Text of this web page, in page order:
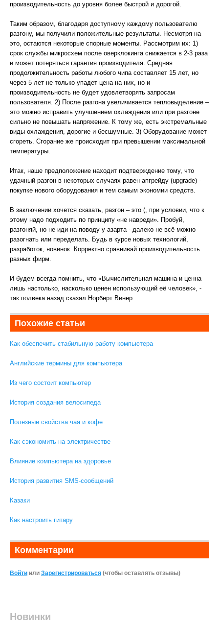
производительность до уровня более быстрой и дорогой.
Таким образом, благодаря доступному каждому пользователю
разгону, мы получили положительные результаты. Несмотря на
это, остаются некоторые спорные моменты. Рассмотрим их: 1)
срок службы микросхем после оверклокинга снижается в 2-3 раза
и может потеряться гарантия производителя. Средняя
продолжительность работы любого чипа составляет 15 лет, но
через 5 лет не только упадет цена на них, но и
производительность не будет удовлетворять запросам
пользователя. 2) После разгона увеличивается тепловыделение –
это можно исправить улучшением охлаждения или при разгоне
сильно не повышать напряжение. К тому же, есть экстремальные
виды охлаждения, дорогие и бесшумные. 3) Оборудование может
сгореть. Сгорание же происходит при превышении максимальной
температуры.
Итак, наше предположение находит подтверждение тому, что
удачный разгон в некоторых случаях равен апгрейду (upgrade) -
покупке нового оборудования и тем самым экономии средств.
В заключении хочется сказать, разгон – это (, при условии, что к
этому надо подходить по принципу «не навреди». Пробуй,
разгоняй, но не иди на поводу у азарта - далеко не всё можно
разогнать или переделать. Будь в курсе новых технологий,
разработок, новинок. Корректно сравнивай производительность
разных фирм.
И будем всегда помнить, что «Вычислительная машина и ценна
лишь настолько, насколько ценен использующий её человек», -
так полвека назад сказал Норберт Винер.
Похожие статьи
Как обеспечить стабильную работу компьютера
Английские термины для компьютера
Из чего состоит компьютер
История создания велосипеда
Полезные свойства чая и кофе
Как сэкономить на электричестве
Влияние компьютера на здоровье
История развития SMS-сообщений
Казаки
Как настроить гитару
Комментарии
Войти или Зарегистрироваться (чтобы оставлять отзывы)
Новинки